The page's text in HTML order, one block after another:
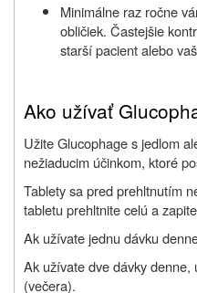
Minimálne raz ročne
obličiek. Častejšie
starší pacient alebo
Ako užívať
Užite Glucophage s jedlom
nežiaducim účinkom, ktoré
Tablety sa pred prehltnutím
tabletu prehltnite celú a
Ak užívate jednu dávku
Ak užívate dve dávky
(večera).